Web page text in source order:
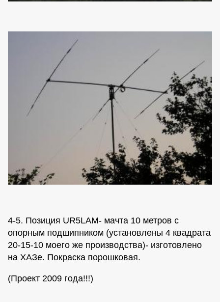
4-5. Позиция UR5LAM- мачта 10 метров с
опорным подшипником (установлены 4 квадрата
20-15-10 моего же производства)- изготовлено
на ХАЗе. Покраска порошковая.
(Проект 2009 года!!!)